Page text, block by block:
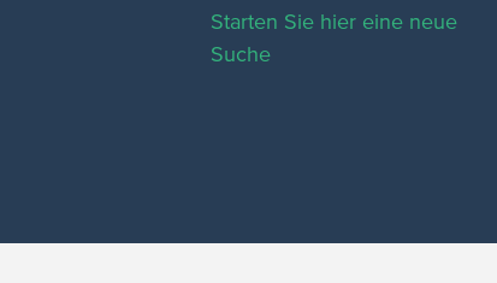
Starten Sie hier eine neue
Suche